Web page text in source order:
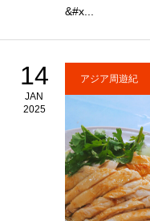
&#x...
14
JAN
2025
アジア周遊紀